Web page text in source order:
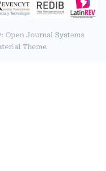
Open Journal Systems
Theme